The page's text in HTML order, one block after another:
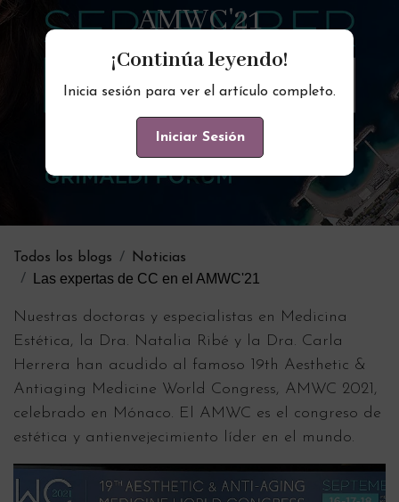
AMWC'21
Todos los blogs Noticias
Las expertas de CC en el AMWC'21
Nuestras doctoras y especialistas en Medicina
Estética, la Dra. Natalia Ribé y la Dra. Carla
Herrera han acudido al famoso 19th Aesthetic &
Antiaging Medicine World Congress, AMWC 2021,
celebrado en Mónaco. El AMWC es el congreso de
estética y antienvejecimiento líder en el mundo.
¡Continúa leyendo!
Inicia sesión para ver el artículo completo.
Iniciar Sesión